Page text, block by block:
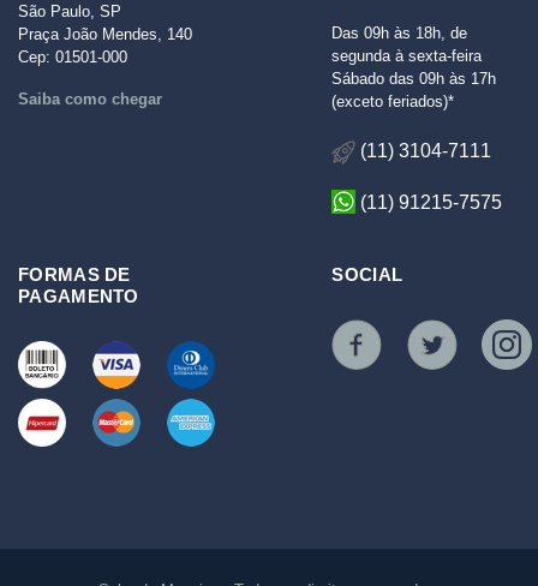
São Paulo, SP
Praça João Mendes, 140
Cep: 01501-000
Saiba como chegar
Das 09h às 18h, de
segunda à sexta-feira
Sábado das 09h às 17h
(exceto feriados)*
(11) 3104-7111
(11) 91215-7575
FORMAS DE
PAGAMENTO
SOCIAL